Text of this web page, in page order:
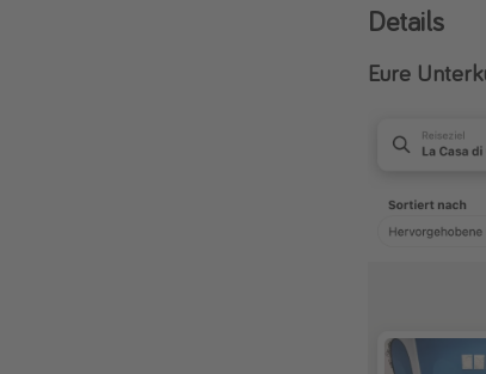
Details
Eure